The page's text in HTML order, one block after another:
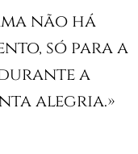
não há
só para a
a
alegria.»